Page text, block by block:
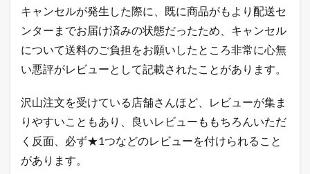
キャンセルが発生した際に、既に商品がもより配送セ
ンターまでお届け済みの状態だったため、キャンセル
について送料のご負担をお願いしたところ非常に心無
い悪評がレビューとして記載されたことがあります。
沢山注文を受けている店舗さんほど、レビューが集ま
りやすいこともあり、良いレビューももちろんいただ
く反面、必ず★1つなどのレビューを付けられること
があります。